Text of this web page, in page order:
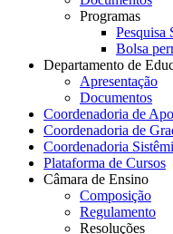
Programas
Pesquisa
Bolsa
Departamento de
Apresentação
Documentos
Coordenadoria de
Coordenadoria de
Coordenadoria
Plataforma de Cursos
Câmara de Ensino
Composição
Regulamento
Resoluções